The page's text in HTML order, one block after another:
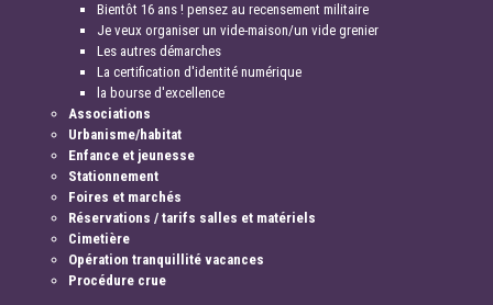
Bientôt 16 ans ! pensez au recensement militaire
Je veux organiser un vide-maison/un vide grenier
Les autres démarches
La certification d'identité numérique
la bourse d'excellence
Associations
Urbanisme/habitat
Enfance et jeunesse
Stationnement
Foires et marchés
Réservations / tarifs salles et matériels
Cimetière
Opération tranquillité vacances
Procédure crue